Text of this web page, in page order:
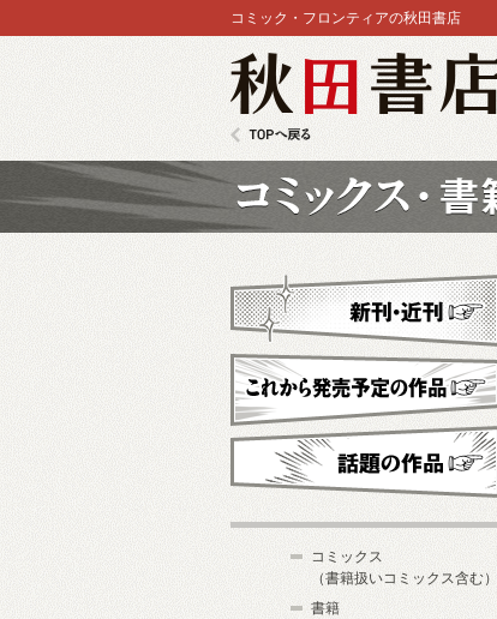
コミック・フロンティアの秋田書店
新刊・近刊
これから発売予定
コミックス
（書籍扱いコミックス含む）
書籍